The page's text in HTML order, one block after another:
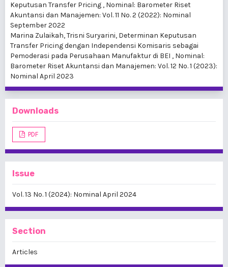
Keputusan Transfer Pricing , Nominal: Barometer Riset
Akuntansi dan Manajemen: Vol. 11 No. 2 (2022): Nominal
September 2022
Marina Zulaikah, Trisni Suryarini, Determinan Keputusan
Transfer Pricing dengan Independensi Komisaris sebagai
Pemoderasi pada Perusahaan Manufaktur di BEI , Nominal:
Barometer Riset Akuntansi dan Manajemen: Vol. 12 No. 1 (2023):
Nominal April 2023
Downloads
PDF
Issue
Vol. 13 No. 1 (2024): Nominal April 2024
Section
Articles